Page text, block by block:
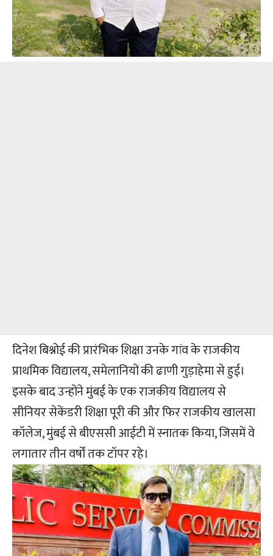
दिनेश बिश्नोई की प्रारंभिक शिक्षा उनके गांव के राजकीय
प्राथमिक विद्यालय, समेलानियों की ढाणी गुड़ाहेमा से हुई।
इसके बाद उन्होंने मुंबई के एक राजकीय विद्यालय से
सीनियर सेकेंडरी शिक्षा पूरी की और फिर राजकीय खालसा
कॉलेज, मुंबई से बीएससी आईटी में स्नातक किया, जिसमें वे
लगातार तीन वर्षों तक टॉपर रहे।